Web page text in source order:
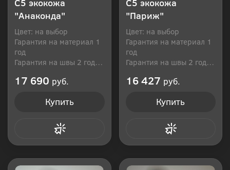
C5 экокожа
"Анаконда"
Цвет: на выбор
Гарантия на материал 1
год
Гарантия на швы 2 года
17 690 руб.
Купить
C5 экокожа
"Париж"
Цвет: на выбор
Гарантия на материал 1
год
Гарантия на швы 2 года
16 427 руб.
Купить